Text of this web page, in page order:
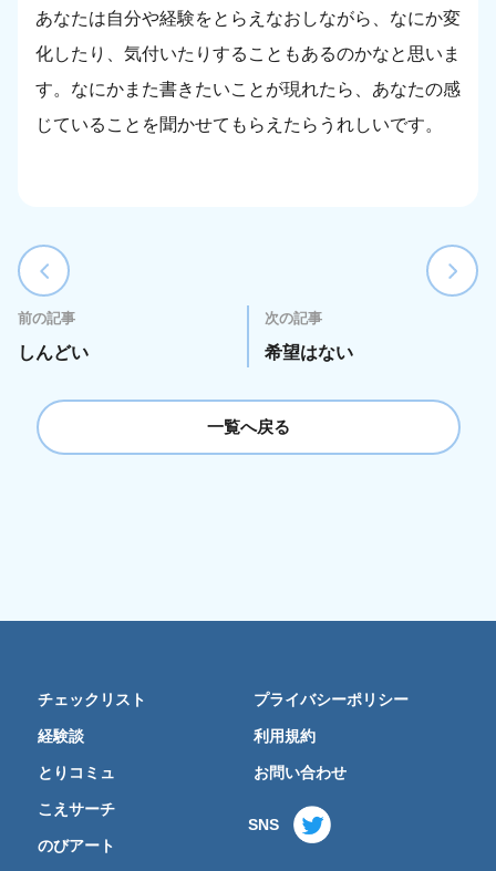
あなたは自分や経験をとらえなおしながら、なにか変
化したり、気付いたりすることもあるのかなと思いま
す。なにかまた書きたいことが現れたら、あなたの感
じていることを聞かせてもらえたらうれしいです。
前の記事
しんどい
次の記事
希望はない
一覧へ戻る
チェックリスト
経験談
とりコミュ
こえサーチ
のびアート
プライバシーポリシー
利用規約
お問い合わせ
SNS